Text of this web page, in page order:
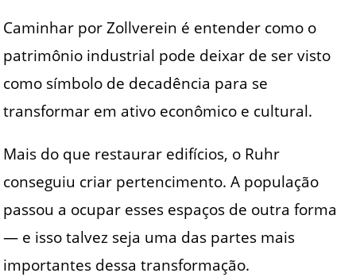
Caminhar por Zollverein é entender como o
patrimônio industrial pode deixar de ser visto
como símbolo de decadência para se
transformar em ativo econômico e cultural.
Mais do que restaurar edifícios, o Ruhr
conseguiu criar pertencimento. A população
passou a ocupar esses espaços de outra forma
— e isso talvez seja uma das partes mais
importantes dessa transformação.